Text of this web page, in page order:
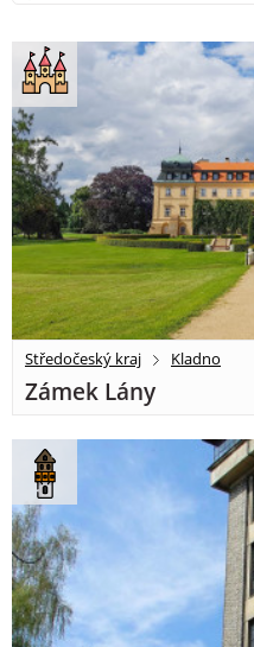
Středočeský kraj Kladno
Zámek Lány